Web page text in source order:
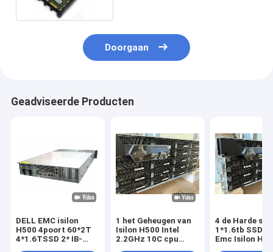
Doorgaan
Geadviseerde Producten
DELL EMC isilon
H500 4poort 60*2T
4*1.6TSSD 2* IB-
1 het Geheugen van
Isilon H500 Intel
2.2GHz 10C cpu
4 de Harde
1*1.6tb SSD
Emc Isilon